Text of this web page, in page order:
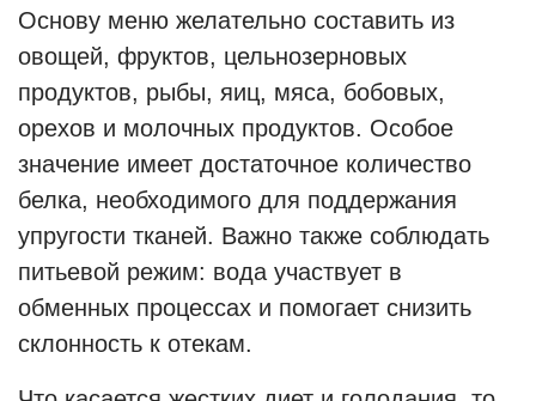
Основу меню желательно составить из
овощей, фруктов, цельнозерновых
продуктов, рыбы, яиц, мяса, бобовых,
орехов и молочных продуктов. Особое
значение имеет достаточное количество
белка, необходимого для поддержания
упругости тканей. Важно также соблюдать
питьевой режим: вода участвует в
обменных процессах и помогает снизить
склонность к отекам.